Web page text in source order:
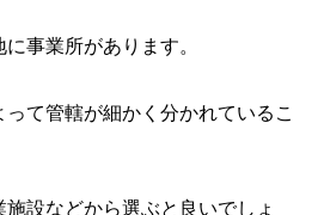
事業所があります。
て管轄が細かく分かれているこ
設などから選ぶと良いでしょ